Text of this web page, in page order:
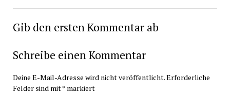
Gib den ersten Kommentar ab
Schreibe einen Kommentar
Deine E-Mail-Adresse wird nicht veröffentlicht.Erforderliche
Felder sind mit*markiert